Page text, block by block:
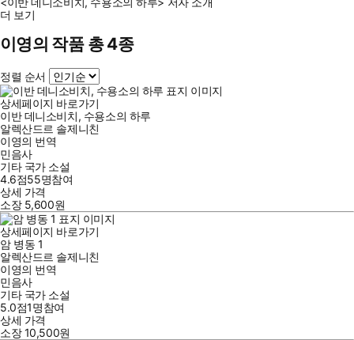
더 보기
이영의 작품 총 4종
정렬 순서
상세페이지 바로가기
이반 데니소비치, 수용소의 하루
알렉산드르 솔제니친
이영의 번역
민음사
기타 국가 소설
4.6점55명참여
상세 가격
소장 5,600원
상세페이지 바로가기
암 병동 1
알렉산드르 솔제니친
이영의 번역
민음사
기타 국가 소설
5.0점1명참여
상세 가격
소장10,500원